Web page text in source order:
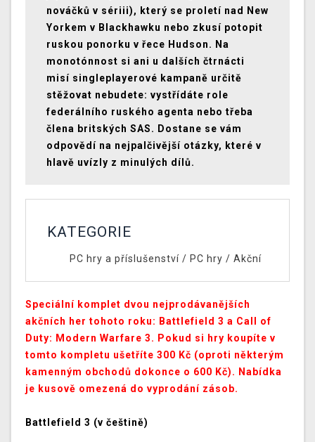
nováčků v sériii), který se proletí nad New
Yorkem v Blackhawku nebo zkusí potopit
ruskou ponorku v řece Hudson. Na
monotónnost si ani u dalších čtrnácti
misí singleplayerové kampaně určitě
stěžovat nebudete: vystřídáte role
federálního ruského agenta nebo třeba
člena britských SAS. Dostane se vám
odpovědí na nejpalčivější otázky, které v
hlavě uvízly z minulých dílů.
KATEGORIE
PC hry a příslušenství/ PC hry / Akční
Speciální komplet dvou nejprodávanějších
akčních her tohoto roku: Battlefield 3 a Call of
Duty: Modern Warfare 3. Pokud si hry koupíte v
tomto kompletu ušetříte 300 Kč (oproti některým
kamenným obchodů dokonce o 600 Kč). Nabídka
je kusově omezená do vyprodání zásob.
Battlefield 3 (v češtině)